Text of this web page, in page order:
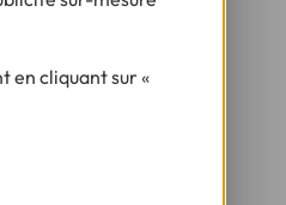
si le
en particulier
en cliquant sur «